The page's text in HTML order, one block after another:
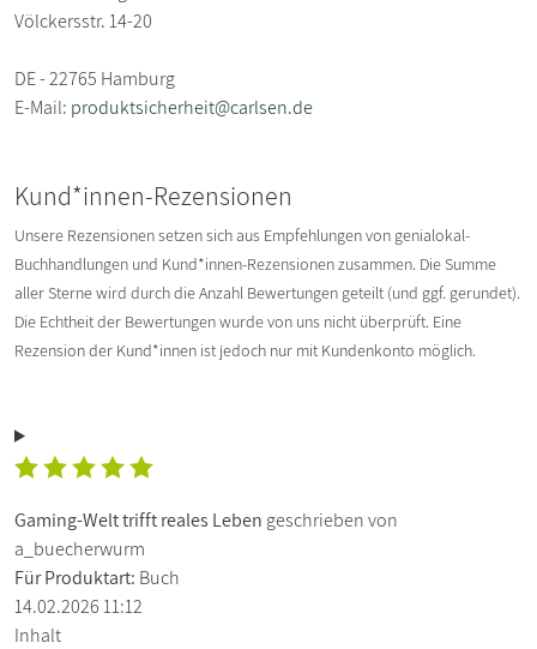
Völckersstr. 14-20
DE - 22765 Hamburg
E-Mail: produktsicherheit@carlsen.de
Kund*innen-Rezensionen
Unsere Rezensionen setzen sich aus Empfehlungen von genialokal-
Buchhandlungen und Kund*innen-Rezensionen zusammen. Die Summe
aller Sterne wird durch die Anzahl Bewertungen geteilt (und ggf. gerundet).
Die Echtheit der Bewertungen wurde von uns nicht überprüft. Eine
Rezension der Kund*innen ist jedoch nur mit Kundenkonto möglich.
Gaming-Welt trifft reales Leben geschrieben von
a_buecherwurm
Für Produktart: Buch
14.02.2026 11:12
Inhalt